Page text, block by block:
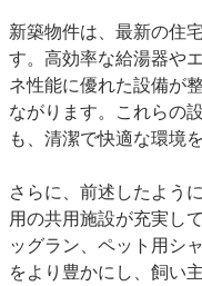
新築物件は、最新の住
す。高効率な給湯器や
ネ性能に優れた設備が
ながります。これらの
も、清潔で快適な環境
さらに、前述したよう
用の共用施設が充実し
ッグラン、ペット用シ
をより豊かにし、飼い